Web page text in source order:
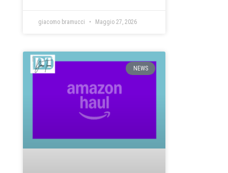
giacomo bramucci Maggio 27, 2026
NEWS